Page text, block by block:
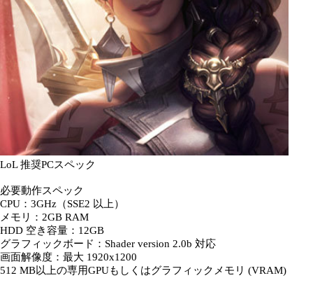
LoL 推奨PCスペック
必要動作スペック
CPU：3GHz（SSE2 以上）
メモリ：2GB RAM
HDD 空き容量：12GB
グラフィックボード：Shader version 2.0b 対応
画面解像度：最大 1920x1200
512 MB以上の専用GPUもしくはグラフィックメモリ (VRAM)